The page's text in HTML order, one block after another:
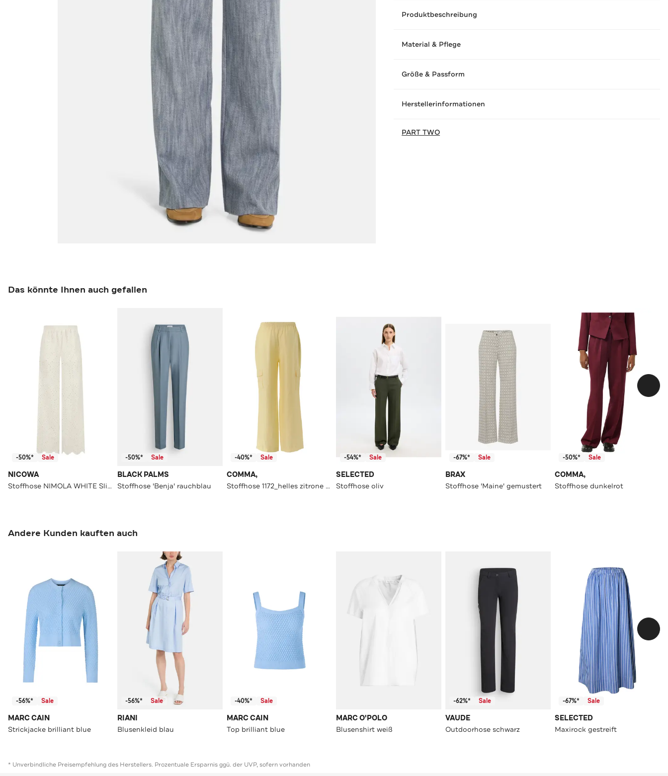
Produktbeschreibung
Material & Pflege
Größe & Passform
Herstellerinformationen
PART TWO
Das könnte Ihnen auch gefallen
-50%* Sale
NICOWA
Stoffhose NIMOLA WHITE Slim
-50%* Sale
BLACK PALMS
Stoffhose 'Benja' rauchblau
-40%* Sale
COMMA,
Stoffhose 1172_helles zitrone Tapered
-54%* Sale
SELECTED
Stoffhose oliv
-67%* Sale
BRAX
Stoffhose 'Maine' gemustert
-50%* Sale
COMMA,
Stoffhose dunkelrot
Andere Kunden kauften auch
-56%* Sale
MARC CAIN
Strickjacke brilliant blue
-56%* Sale
RIANI
Blusenkleid blau
-40%* Sale
MARC CAIN
Top brilliant blue
MARC O'POLO
Blusenshirt weiß
-62%* Sale
VAUDE
Outdoorhose schwarz
-67%* Sale
SELECTED
Maxirock gestreift
* Unverbindliche Preisempfehlung des Herstellers. Prozentuale Ersparnis ggü. der UVP, sofern vorhanden